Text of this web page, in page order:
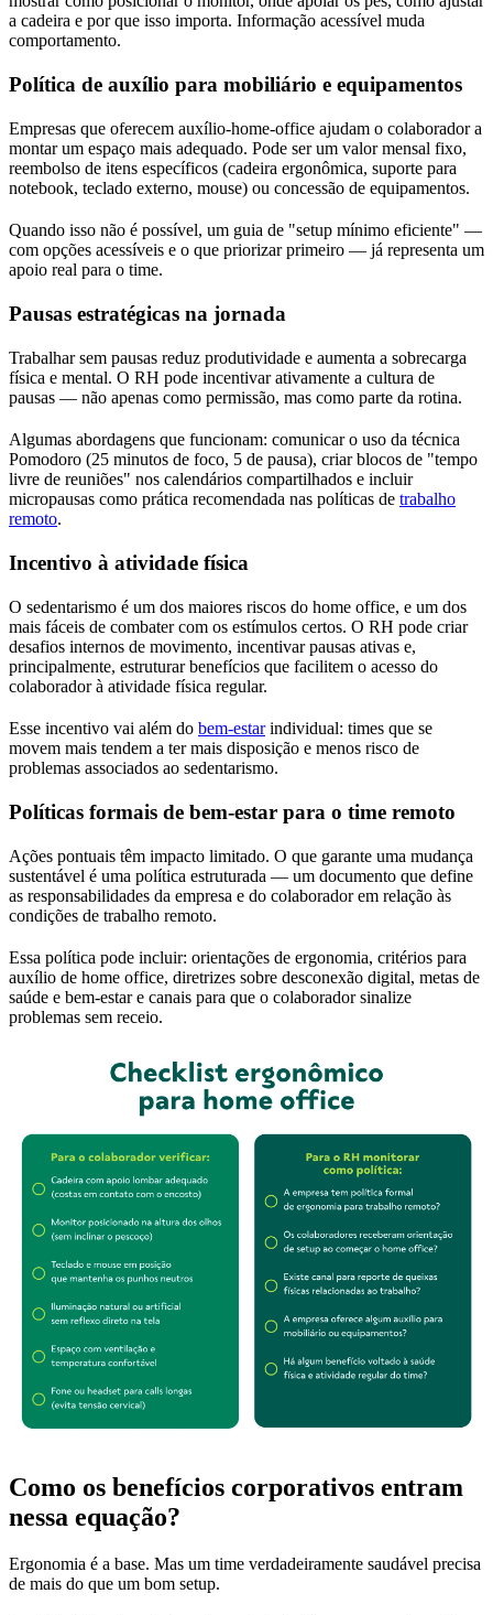
a cadeira e por que isso importa. Informação acessível muda
comportamento.
Política de auxílio para mobiliário e equipamentos
Empresas que oferecem auxílio-home-office ajudam o colaborador a
montar um espaço mais adequado. Pode ser um valor mensal fixo,
reembolso de itens específicos (cadeira ergonômica, suporte para
notebook, teclado externo, mouse) ou concessão de equipamentos.
Quando isso não é possível, um guia de "setup mínimo eficiente" —
com opções acessíveis e o que priorizar primeiro — já representa um
apoio real para o time.
Pausas estratégicas na jornada
Trabalhar sem pausas reduz produtividade e aumenta a sobrecarga
física e mental. O RH pode incentivar ativamente a cultura de
pausas — não apenas como permissão, mas como parte da rotina.
Algumas abordagens que funcionam: comunicar o uso da técnica
Pomodoro (25 minutos de foco, 5 de pausa), criar blocos de "tempo
livre de reuniões" nos calendários compartilhados e incluir
micropausas como prática recomendada nas políticas de trabalho
remoto.
Incentivo à atividade física
O sedentarismo é um dos maiores riscos do home office, e um dos
mais fáceis de combater com os estímulos certos. O RH pode criar
desafios internos de movimento, incentivar pausas ativas e,
principalmente, estruturar benefícios que facilitem o acesso do
colaborador à atividade física regular.
Esse incentivo vai além do bem-estarindividual: times que se
movem mais tendem a ter mais disposição e menos risco de
problemas associados ao sedentarismo.
Políticas formais de bem-estar para o time remoto
Ações pontuais têm impacto limitado. O que garante uma mudança
sustentável é uma política estruturada — um documento que define
as responsabilidades da empresa e do colaborador em relação às
condições de trabalho remoto.
Essa política pode incluir: orientações de ergonomia, critérios para
auxílio de home office, diretrizes sobre desconexão digital, metas de
saúde e bem-estar e canais para que o colaborador sinalize
problemas sem receio.
Como os benefícios corporativos entram
nessa equação?
Ergonomia é a base. Mas um time verdadeiramente saudável precisa
de mais do que um bom setup.